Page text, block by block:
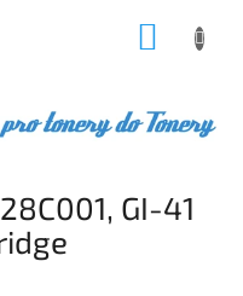
GI-41